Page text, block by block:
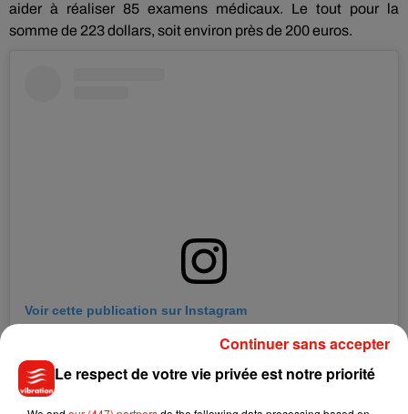
aider à réaliser 85 examens médicaux.
Le tout pour la
somme de 223 dollars, soitenviron prèsde 200 euros.
Voir cette publication sur Instagram
'㒪�~で #�x㒣€㒪㒳€㒫 'È9Â �S�-に-Âな-と訬ってÂ9の
�9�Â0�x �9まってだ�は訬ってそ� Â * #Â� Âき�x *
#meowlingual * #Ê卒代 #㒏㒁㒯㒬�R� #はち€ÂR�S㒼€
Le respect de votre vie privée est notre priorité
Continuer sans accepter